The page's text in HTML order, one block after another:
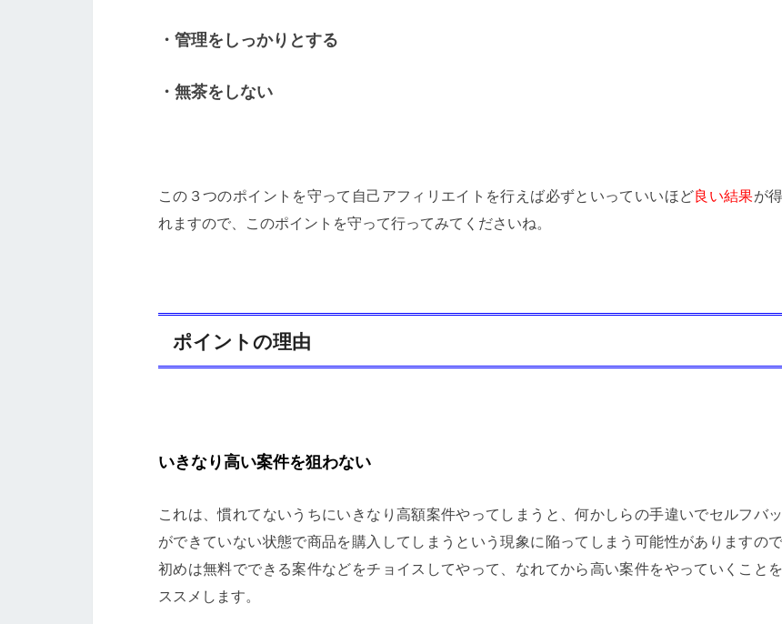
・管理をしっかりとする
・無茶をしない
この３つのポイントを守って自己アフィリエイトを行えば必ずといっていいほど良い結果が
れますので、このポイントを守って行ってみてくださいね。
ポイントの理由
いきなり高い案件を狙わない
これは、慣れてないうちにいきなり高額案件やってしまうと、何かしらの手違いでセルフバ
ができていない状態で商品を購入してしまうという現象に陥ってしまう可能性がありますので
初めは無料でできる案件などをチョイスしてやって、なれてから高い案件をやっていくこと
ススメします。